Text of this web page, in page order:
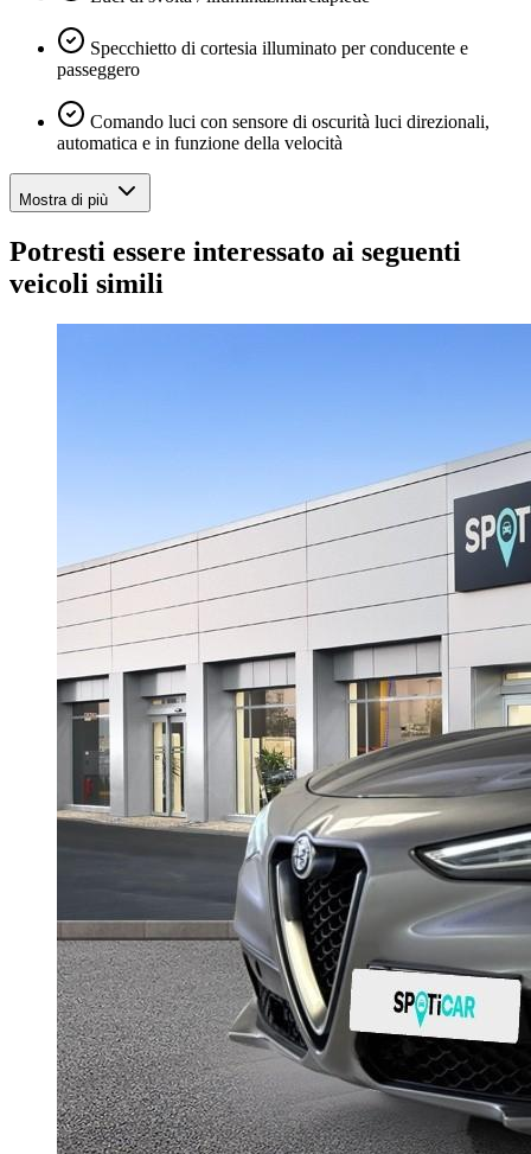
Specchietto di cortesia illuminato per conducente e
passeggero
Comando luci con sensore di oscurità luci direzionali,
automatica e in funzione della velocità
Mostra di più
Potresti essere interessato ai seguenti
veicoli simili